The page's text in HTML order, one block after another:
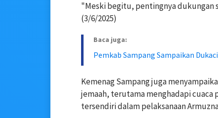
"Meski begitu, pentingnya dukungan
(3/6/2025)
Baca juga:
Pemkab Sampang Sampaikan
Kemenag Sampang juga
jemaah, terutama menghadapi cuaca
tersendiri dalam pelaksanaan